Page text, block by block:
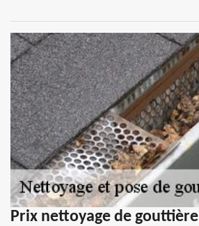
Prix nettoyage de gouttière